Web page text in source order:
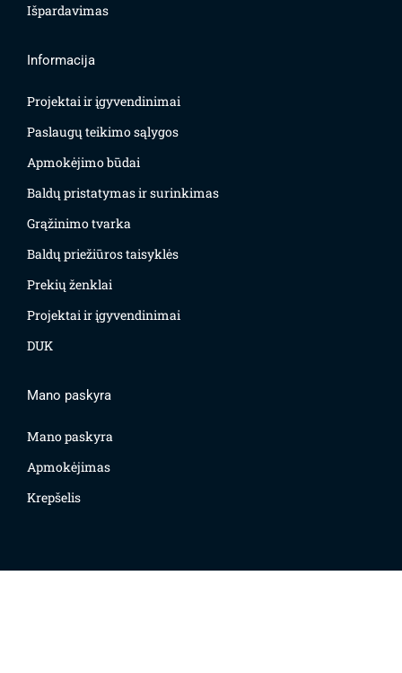
Išpardavimas
Informacija
Projektai ir įgyvendinimai
Paslaugų teikimo sąlygos
Apmokėjimo būdai
Baldų pristatymas ir surinkimas
Grąžinimo tvarka
Baldų priežiūros taisyklės
Prekių ženklai
Projektai ir įgyvendinimai
DUK
Mano paskyra
Mano paskyra
Apmokėjimas
Krepšelis